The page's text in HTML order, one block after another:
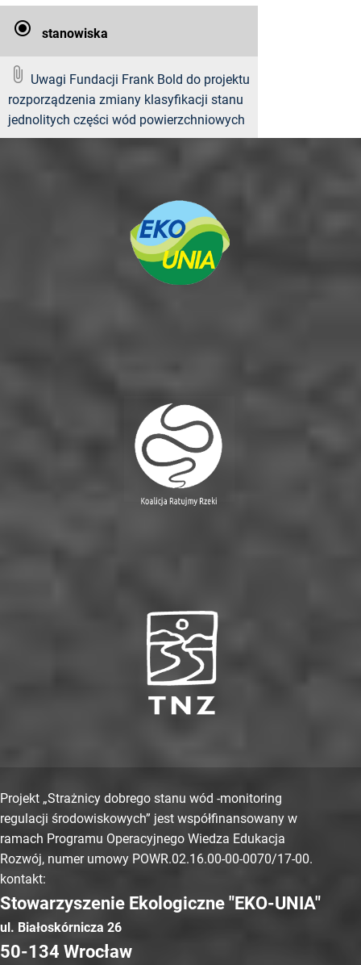
radio_button_checked stanowiska
attach_file Uwagi Fundacji Frank Bold do projektu
rozporządzenia zmiany klasyfikacji stanu
jednolitych części wód powierzchniowych
Projekt „Strażnicy dobrego stanu wód -monitoring
regulacji środowiskowych” jest współfinansowany w
ramach Programu Operacyjnego Wiedza Edukacja
Rozwój, numer umowy POWR.02.16.00-00-0070/17-00.
kontakt:
Stowarzyszenie Ekologiczne "EKO-UNIA"
ul. Białoskórnicza 26
50-134 Wrocław